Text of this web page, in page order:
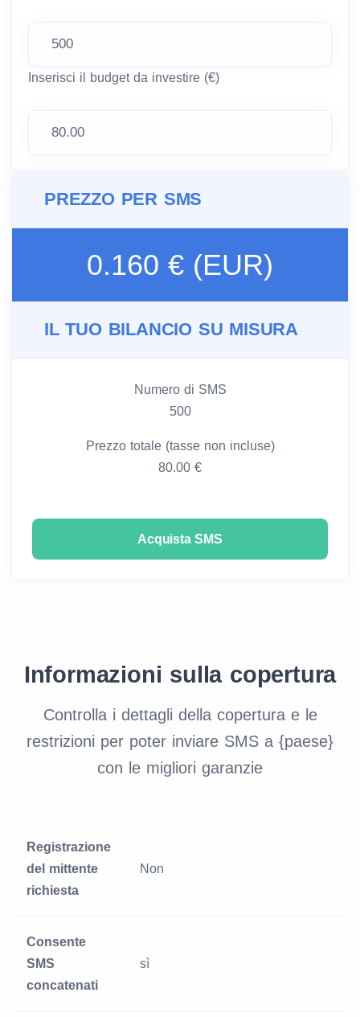
Inserisci il budget da investire (€)
PREZZO PER SMS
0.160 € (EUR)
IL TUO BILANCIO SU MISURA
Numero di SMS
500
Prezzo totale (tasse non incluse)
80.00 €
Acquista SMS
Informazioni sulla copertura
Controlla i dettagli della copertura e le
restrizioni per poter inviare SMS a {paese}
con le migliori garanzie
Registrazione
del mittente
richiesta
Non
Consente
SMS
concatenati
sì